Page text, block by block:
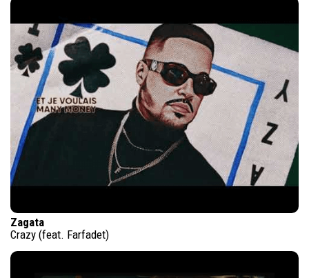
Zagata
Crazy (feat. Farfadet)